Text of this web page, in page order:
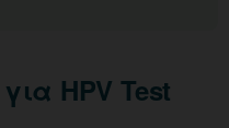
HPV Test